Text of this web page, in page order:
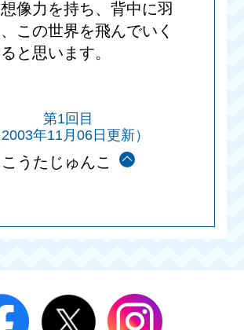
像力を持ち、背中に羽
この世界を飛んでいく
と思います。
第1回目
2003年11月06日更新）
こうたじゅんこ